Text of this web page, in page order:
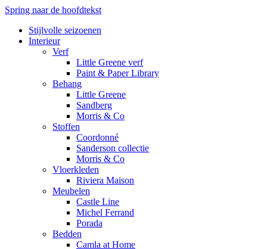
Spring naar de hoofdtekst
Stijlvolle seizoenen
Interieur
Verf
Little Greene verf
Paint & Paper Library
Behang
Little Greene
Sandberg
Morris & Co
Stoffen
Coordonné
Sanderson collectie
Morris & Co
Vloerkleden
Riviera Maison
Meubelen
Castle Line
Michel Ferrand
Porada
Bedden
Camla at Home